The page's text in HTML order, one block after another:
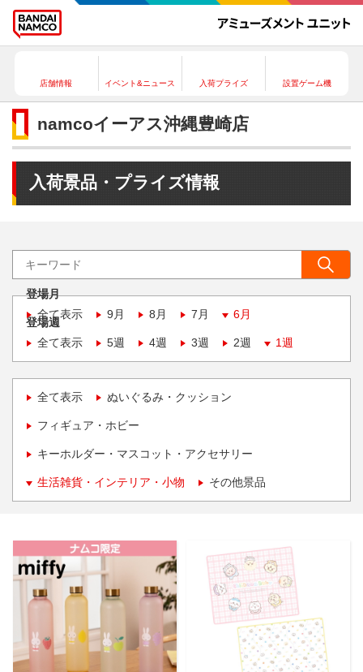
店舗情報 イベント&ニュース 入荷プライズ 設置ゲーム機
namcoイーアス沖縄豊崎店
入荷景品・プライズ情報
登場月
全て表示
9月 8月 7月 6月
登場週
全て表示
5週 4週 3週 2週 1週
全て表示 ぬいぐるみ・クッション
フィギュア・ホビー
キーホルダー・マスコット・アクセサリー
生活雑貨・インテリア・小物 その他景品